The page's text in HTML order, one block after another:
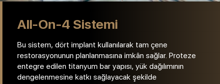
All-On-6 Sistemi
Bu sistem, altı implant kullanılarak tam tam çene
restorasyonunun planlanmasına imkân sağlar. İmplantlar,
protez uygulamalarına destek sağlamak amacıyla
yerleştirilmekte olup, fonksiyonel ve estetik